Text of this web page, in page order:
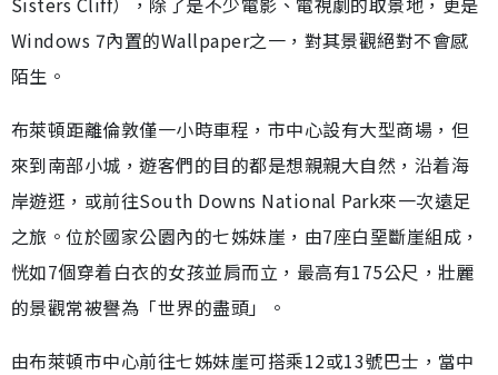
Windows 7內置的Wallpaper之一，對其景觀絕對不會感
陌生。
布萊頓距離倫敦僅一小時車程，市中心設有大型商場，但
來到南部小城，遊客們的目的都是想親親大自然，沿着海
岸遊逛，或前往South Downs National Park來一次遠足
之旅。位於國家公園內的七姊妹崖，由7座白堊斷崖組成，
恍如7個穿着白衣的女孩並肩而立，最高有175公尺，壯麗
的景觀常被譽為「世界的盡頭」。
由布萊頓市中心前往七姊妹崖可搭乘12或13號巴士，當中